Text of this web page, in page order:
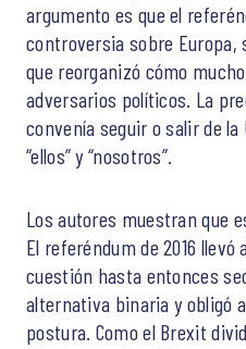
argumento es que el
controversia sobre
que reorganizó cómo
adversarios políticos. La
convenía seguir o salir de
“ellos” y “nosotros”.
Los autores muestran que
El referéndum de 2016
cuestión hasta entonces
alternativa binaria y obligó
postura. Como el Brexit